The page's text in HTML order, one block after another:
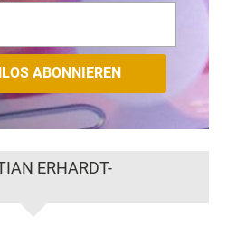
ERHARDT-